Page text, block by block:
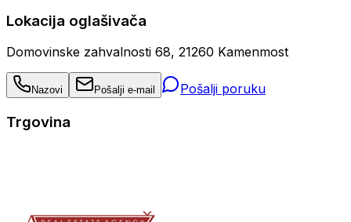
Lokacija oglašivača
Domovinske zahvalnosti 68, 21260 Kamenmost
Nazovi Pošalji e-mail Pošalji poruku
Trgovina